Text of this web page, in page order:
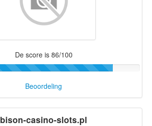
De score is 86/100
Beoordeling
bison-casino-slots.pl